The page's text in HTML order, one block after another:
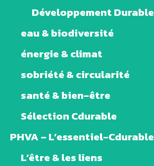
Développement Durable
eau & biodiversité
énergie & climat
sobriété & circularité
santé & bien-être
Sélection Cdurable
PHVA – L’essentiel-Cdurable
L’être & les liens